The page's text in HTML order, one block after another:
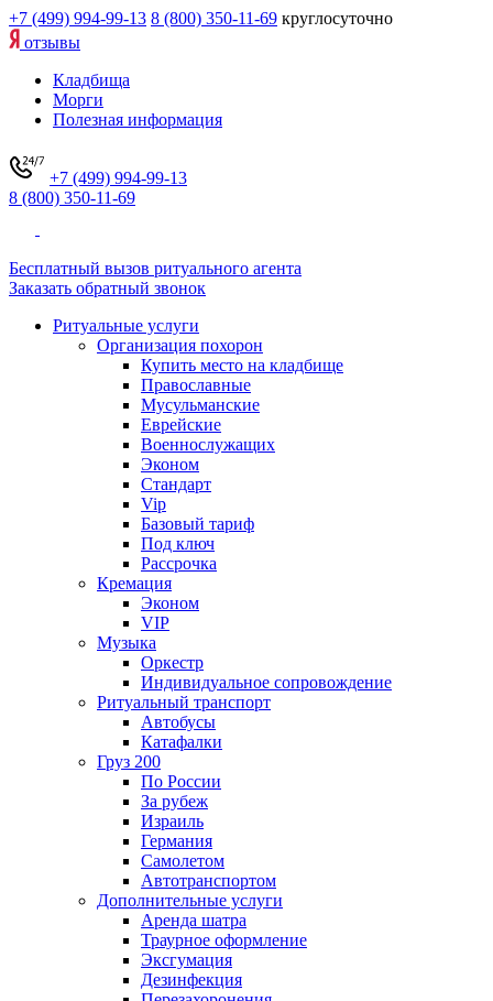
+7 (499) 994-99-13 8 (800) 350-11-69 круглосуточно
отзывы
Кладбища
Морги
Полезная информация
+7 (499) 994-99-13
8 (800) 350-11-69
Бесплатный вызов ритуального агента
Заказать обратный звонок
Ритуальные услуги
Организация похорон
Купить место на кладбище
Православные
Мусульманские
Еврейские
Военнослужащих
Эконом
Стандарт
Vip
Базовый тариф
Под ключ
Рассрочка
Кремация
Эконом
VIP
Музыка
Оркестр
Индивидуальное сопровождение
Ритуальный транспорт
Автобусы
Катафалки
Груз 200
По России
За рубеж
Израиль
Германия
Самолетом
Автотранспортом
Дополнительные услуги
Аренда шатра
Траурное оформление
Эксгумация
Дезинфекция